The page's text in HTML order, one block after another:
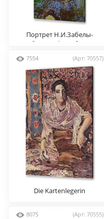
Портрет Н.И.Забелы-
Врубель на фоне берёзок
7554 (Арт: 70557)
Die Kartenlegerin
8075 (Арт: 70555)